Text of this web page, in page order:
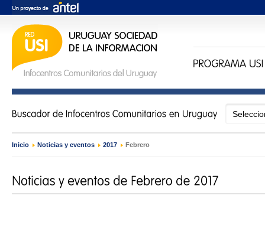
Inicio › Noticias y eventos › 2017 › Febrero